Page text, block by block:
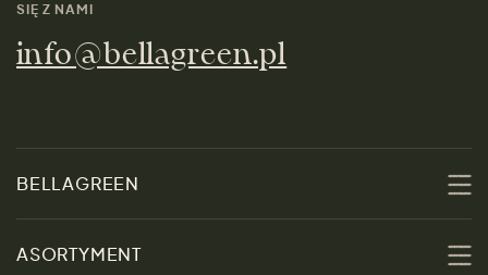
SIĘ Z NAMI
info@bellagreen.pl
BELLAGREEN
ASORTYMENT